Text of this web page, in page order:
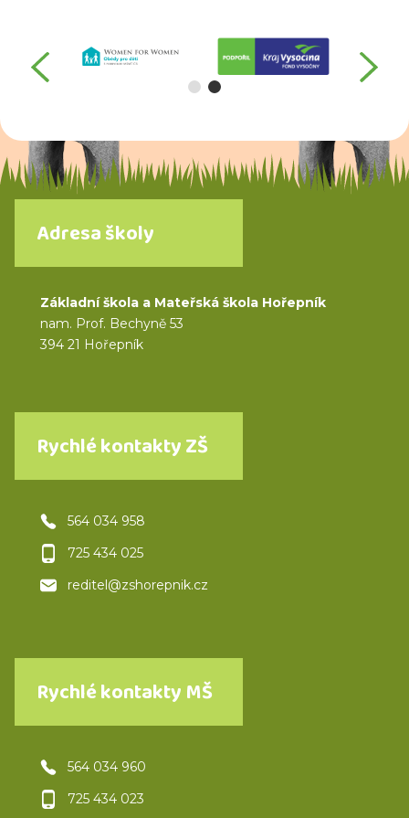
předchozí
Adresa školy
Základní škola a Mateřská škola Hořepník
nam. Prof. Bechyně 53
394 21 Hořepník
Rychlé kontakty ZŠ
564 034 958
725 434 025
reditel@zshorepnik.cz
Rychlé kontakty MŠ
564 034 960
725 434 023